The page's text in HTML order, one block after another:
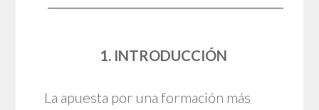
1. INTRODUCCIÓN
La apuesta por una formación más